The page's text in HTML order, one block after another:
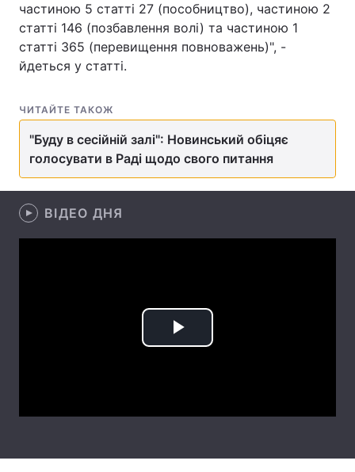
Головна Війна
Україна
Спорт Наука
Техно і зв'язок
Зброя
Здоров'я Туризм
Регіони
Архів Вакансії
частиною 5 статті 27 (пособництво), частиною 2
статті 146 (позбавлення волі) та частиною 1
статті 365 (перевищення повноважень)", -
йдеться у статті.
ЧИТАЙТЕ ТАКОЖ
"Буду в сесійній залі": Новинський обіцяє
голосувати в Раді щодо свого питання
ВІДЕО ДНЯ
Play